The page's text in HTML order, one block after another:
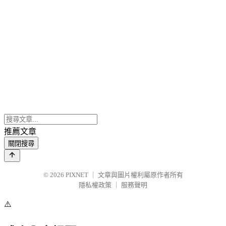
推薦文章
關閉搜尋
© 2026 PIXNET
文章與圖片權利屬原作者所有
隱私權政策
服務聲明
⚠️